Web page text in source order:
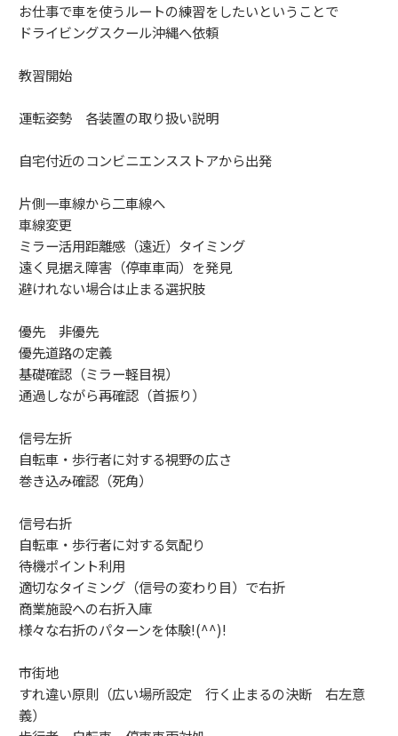
お仕事で車を使うルートの練習をしたいということで
ドライビングスクール沖縄へ依頼
教習開始
運転姿勢 各装置の取り扱い説明
自宅付近のコンビニエンスストアから出発
片側一車線から二車線へ
車線変更
ミラー活用距離感（遠近）タイミング
遠く見据え障害（停車車両）を発見
避けれない場合は止まる選択肢
優先 非優先
優先道路の定義
基礎確認（ミラー軽目視）
通過しながら再確認（首振り）
信号左折
自転車・歩行者に対する視野の広さ
巻き込み確認（死角）
信号右折
自転車・歩行者に対する気配り
待機ポイント利用
適切なタイミング（信号の変わり目）で右折
商業施設への右折入庫
様々な右折のパターンを体験!(^^)!
市街地
すれ違い原則（広い場所設定 行く止まるの決断 右左意
義）